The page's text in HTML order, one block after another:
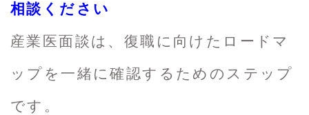
相談ください
産業医面談は、復職に向けたロードマ
ップを一緒に確認するためのステップ
です。